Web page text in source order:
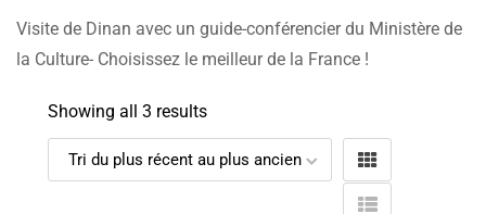
Visite de Dinan avec un guide-conférencier du Ministère de
la Culture- Choisissez le meilleur de la France !
Showing all 3 results